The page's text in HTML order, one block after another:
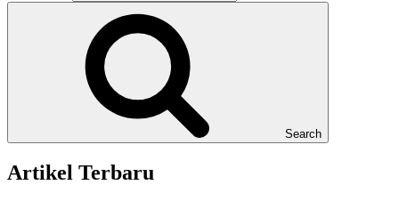
Search
Artikel Terbaru